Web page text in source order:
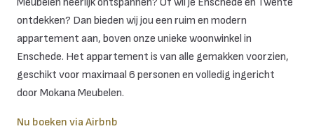
ontdekken? Dan bieden wij jou een ruim en modern
appartement aan, boven onze unieke woonwinkel in
Enschede. Het appartement is van alle gemakken voorzien,
geschikt voor maximaal 6 personen en volledig ingericht
door Mokana Meubelen.
Nu boeken via Airbnb